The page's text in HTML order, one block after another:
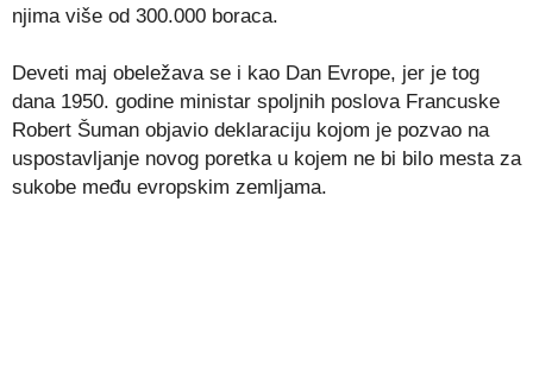
njima više od 300.000 boraca.
Deveti maj obeležava se i kao Dan Evrope, jer je tog
dana 1950. godine ministar spoljnih poslova Francuske
Robert Šuman objavio deklaraciju kojom je pozvao na
uspostavljanje novog poretka u kojem ne bi bilo mesta za
sukobe među evropskim zemljama.